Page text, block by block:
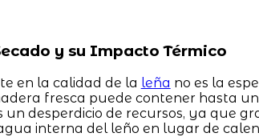
y su Impacto Térmico
en la calidad de la leña no es la
fresca puede contener hasta un
un desperdicio de recursos, ya que
interna del leño en lugar de